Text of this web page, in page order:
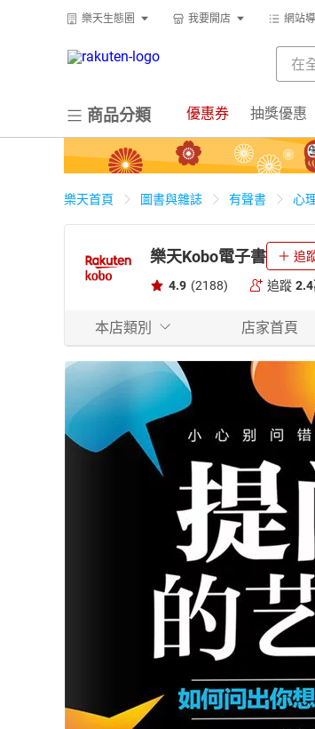
樂天生態圈 我要開店 網站
商品分類 優惠券 抽獎優惠
樂天首頁 圖書與雜誌 有聲書 心
樂天Kobo電子書 追
4.9 (2188) 追蹤
本店類別 店家首頁